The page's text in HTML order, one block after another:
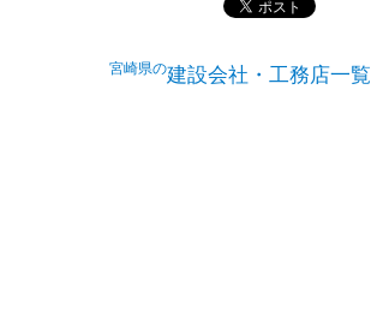
宮崎県の建設会社・工務店一覧